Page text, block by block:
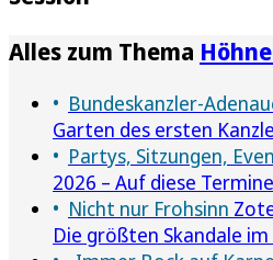
Alles zum Thema
Bundeskanzler-
Garten des ersten
Partys, Sitzungen,
2026 – Auf diese
Nicht nur Frohsinn
Die größten Skandale